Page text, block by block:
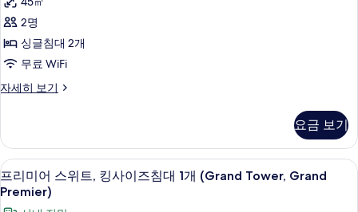
두
보
기
자
세
히
보
기
큐
티
브
룸,
싱
침
대
2
개
2명
싱글침대 2개
무료 WiFi
자세히 보기
이
티
브
룸,
싱
요금 보기
프
리
프리미어 스위트, 킹사이즈침대 1개
9
프리미어 스위트, 킹사이즈침대 1개 (Grand Tower, Grand
Premier)